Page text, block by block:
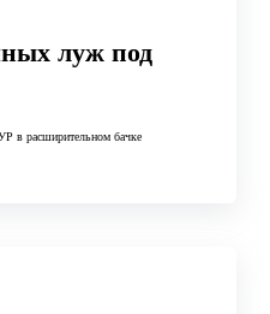
луж под
в расширительном бачке